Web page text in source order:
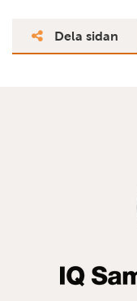
Dela sidan